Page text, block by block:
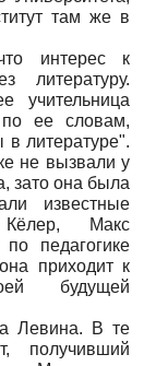
там же в
интерес к
литературу.
учительница
по ее словам,
в литературе".
не вызвали у
зато она была
известные
Кёлер, Макс
педагогике
приходит к
будущей
Левина. В те
получивший